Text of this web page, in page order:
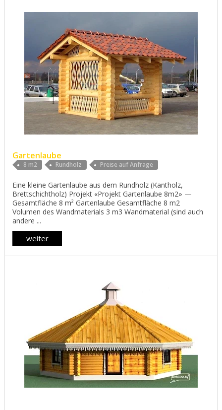
Gartenlaube
8 m2 Rundholz Preise auf Anfrage
Eine kleine Gartenlaube aus dem Rundholz (Kantholz,
Brettschichtholz) Projekt «Projekt Gartenlaube 8m2» —
Gesamtfläche 8 m² Gartenlaube Gesamtfläche 8 m2
Volumen des Wandmaterials 3 m3 Wandmaterial (sind auch
andere ...
weiter